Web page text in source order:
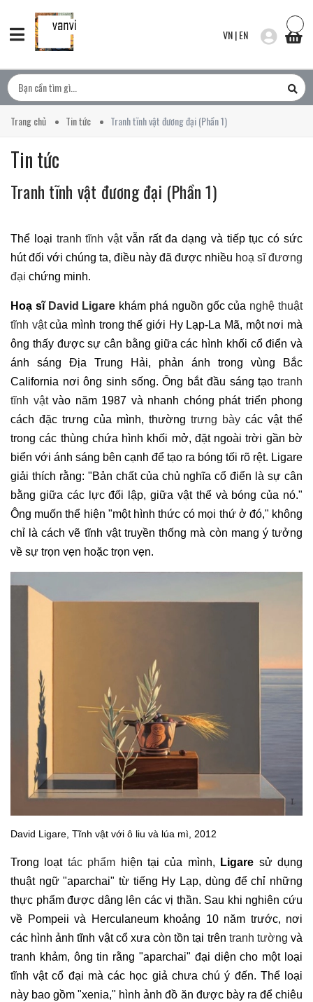
VN|EN
Trang chủ Tin tức Tranh tĩnh vật đương đại (Phần 1)
Tin tức
Tranh tĩnh vật đương đại (Phần 1)
Thể loại tranh tĩnh vậtvẫn rất đa dạng và tiếp tục có sức
hút đối với chúng ta, điều này đã được nhiều hoạ sĩ đương
đại chứng minh.
Hoạ sĩ David Ligare khám phá nguồn gốc của nghệ thuật
tĩnh vậtcủa mình trong thế giới Hy Lạp-La Mã, một nơi mà
ông thấy được sự cân bằng giữa các hình khối cổ điển và
ánh sáng Địa Trung Hải, phản ánh trong vùng Bắc
California nơi ông sinh sống. Ông bắt đầu sáng tạo tranh
tĩnh vậtvào năm 1987 và nhanh chóng phát triển phong
cách đặc trưng của mình, thường trưng bày các vật thể
trong các thùng chứa hình khối mở, đặt ngoài trời gần bờ
biển với ánh sáng bên cạnh để tạo ra bóng tối rõ rệt. Ligare
giải thích rằng: "Bản chất của chủ nghĩa cổ điển là sự cân
bằng giữa các lực đối lập, giữa vật thể và bóng của nó."
Ông muốn thể hiện "một hình thức có mọi thứ ở đó," không
chỉ là cách vẽ tĩnh vật truyền thống mà còn mang ý tưởng
về sự trọn vẹn hoặc trọn vẹn.
David Ligare, Tĩnh vật với ô liu và lúa mì, 2012
Trong loạt tác phẩm hiện tại của mình, Ligare sử dụng
thuật ngữ "aparchai" từ tiếng Hy Lạp, dùng để chỉ những
thực phẩm được dâng lên các vị thần. Sau khi nghiên cứu
về Pompeii và Herculaneum khoảng 10 năm trước, nơi
các hình ảnh tĩnh vật cổ xưa còn tồn tại trên tranh tường và
tranh khảm, ông tin rằng "aparchai" đại diện cho một loại
tĩnh vật cổ đại mà các học giả chưa chú ý đến. Thể loại
này bao gồm "xenia," hình ảnh đồ ăn được bày ra để chiêu